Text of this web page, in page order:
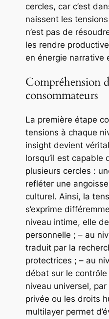
cercles, car c’est
naissent les
n’est pas de
les rendre
en énergie narrative
Compréhension
consommateurs
La première étape
tensions à chaque
insight devient
lorsqu’il est capable
plusieurs cercles :
refléter une
culturel. Ainsi, la
s’exprime
niveau intime, elle
personnelle ; – au
traduit par la
protectrices ; – au
débat sur le
niveau universel,
privée ou les droits
multilayer permet